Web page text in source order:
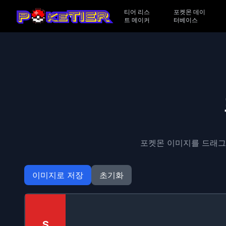
티어 리스
트 메이커
포켓몬 데이
터베이스
포켓몬 이미지를 드래
이미지로 저장 초기화